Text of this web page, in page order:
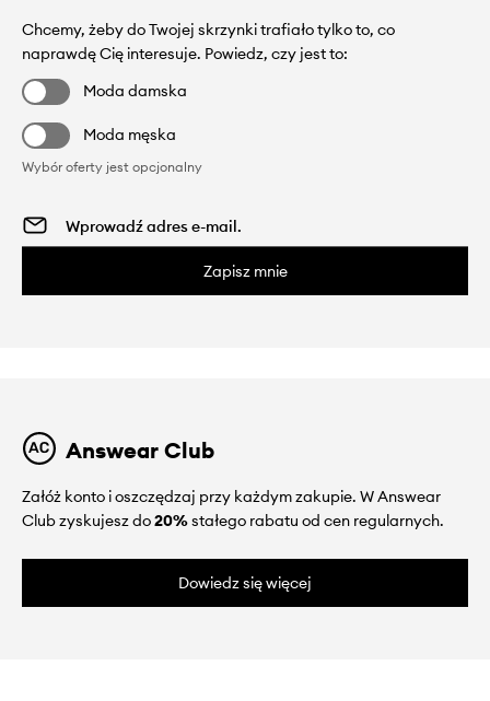
Chcemy, żeby do Twojej skrzynki trafiało tylko to, co
naprawdę Cię interesuje. Powiedz, czy jest to:
Moda damska
Moda męska
Wybór oferty jest opcjonalny
Zapisz mnie
Answear Club
Załóż konto i oszczędzaj przy każdym zakupie. W Answear
Club zyskujesz do20%stałego rabatu od cen regularnych.
Dowiedz się więcej